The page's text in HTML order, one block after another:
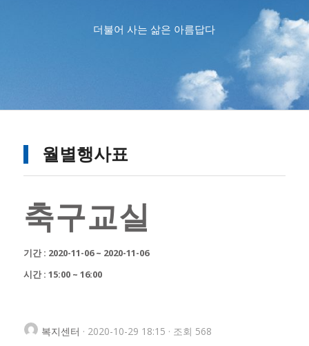
더불어 사는 삶은 아름답다
월별행사표
축구교실
기간 : 2020-11-06 ~ 2020-11-06
시간 : 15:00 ~ 16:00
복지센터 · 2020-10-29 18:15 · 조회 568